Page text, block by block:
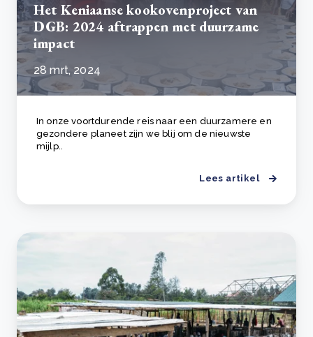
Het Keniaanse kookovenproject van
DGB: 2024 aftrappen met duurzame
impact
28 mrt, 2024
In onze voortdurende reis naar een duurzamere en
gezondere planeet zijn we blij om de nieuwste
mijlp..
Lees artikel